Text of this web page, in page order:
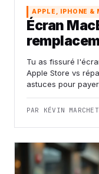
APPLE, IPHONE &
Écran
Tu as fissuré
Apple Store vs
astuces pour
PAR KÉVIN